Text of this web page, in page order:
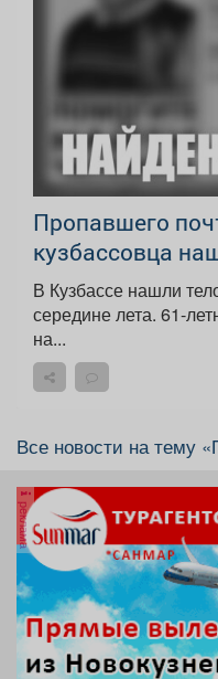
Пропавшего
кузбассовца
В Кузбассе нашли
середине лета. 61-летний мариинец, ориентировку
на...
Все новости на тему
реклама